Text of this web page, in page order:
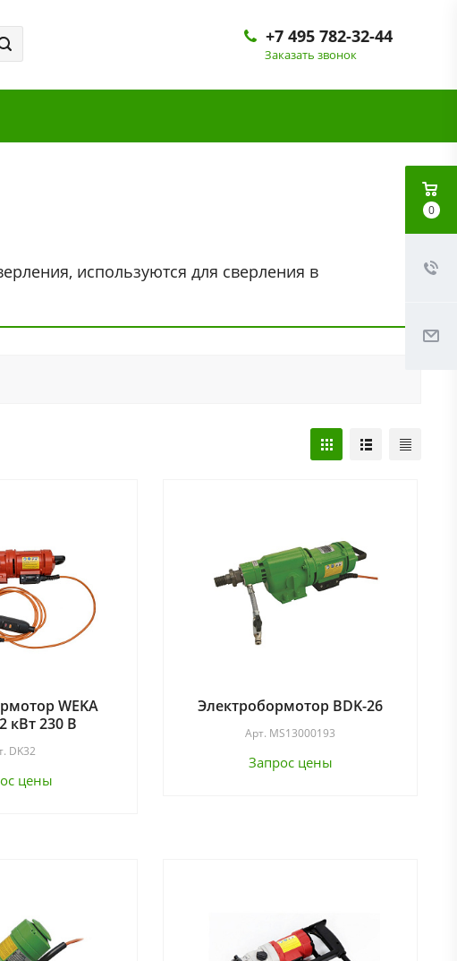
+7 495 782-32-44
Заказать звонок
используются для сверления в
WEKA
кВт 230 В
DK32
цены
Электробормотор BDK-26
Арт. MS13000193
Запрос цены
0